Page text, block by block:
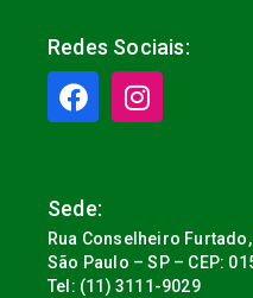
Redes Sociais:
Sede:
Rua Conselheiro
São Paulo – SP – CEP:
Tel: (11) 3111-9029